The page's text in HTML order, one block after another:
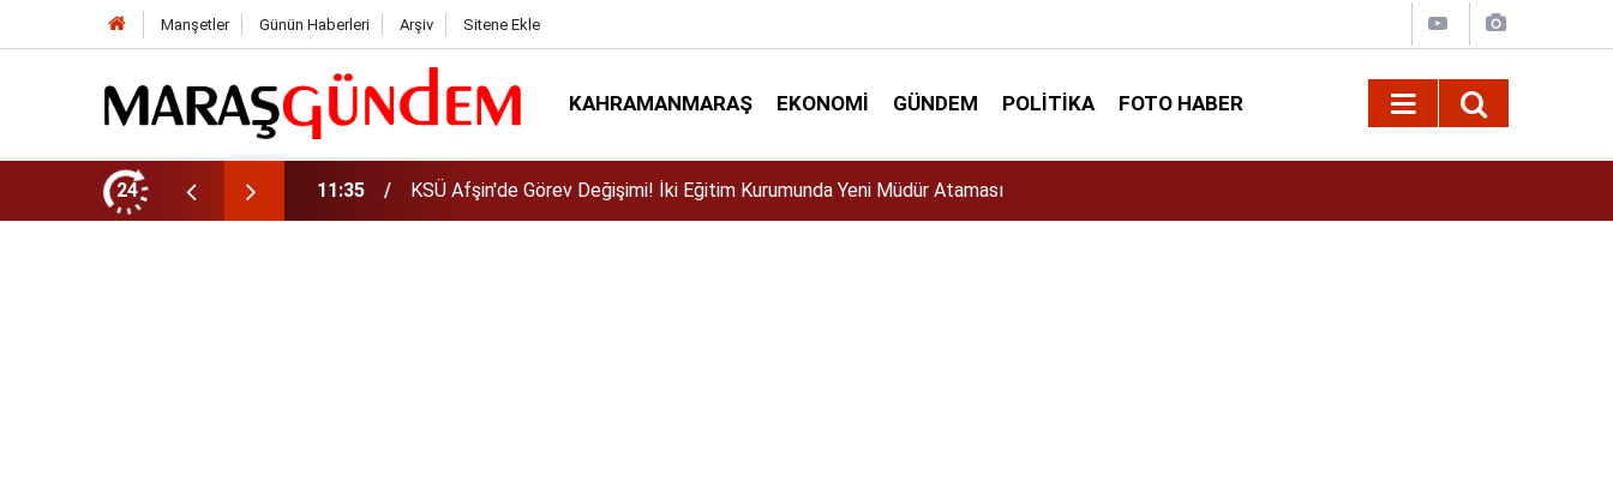
Manşetler Günün Haberleri Arşiv Sitene Ekle
KAHRAMANMARAŞ EKONOMI GÜNDEM POLITIKA FOTO HABER
24
Müdür Ataması 10:14 Funda Arar konser için Kahramanmaraş’a geliyor!